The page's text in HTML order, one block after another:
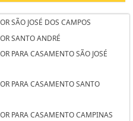
SÃO JOSÉ DOS CAMPOS
SANTO ANDRÉ
PARA CASAMENTO SÃO JOSÉ
PARA CASAMENTO SANTO
PARA CASAMENTO CAMPINAS